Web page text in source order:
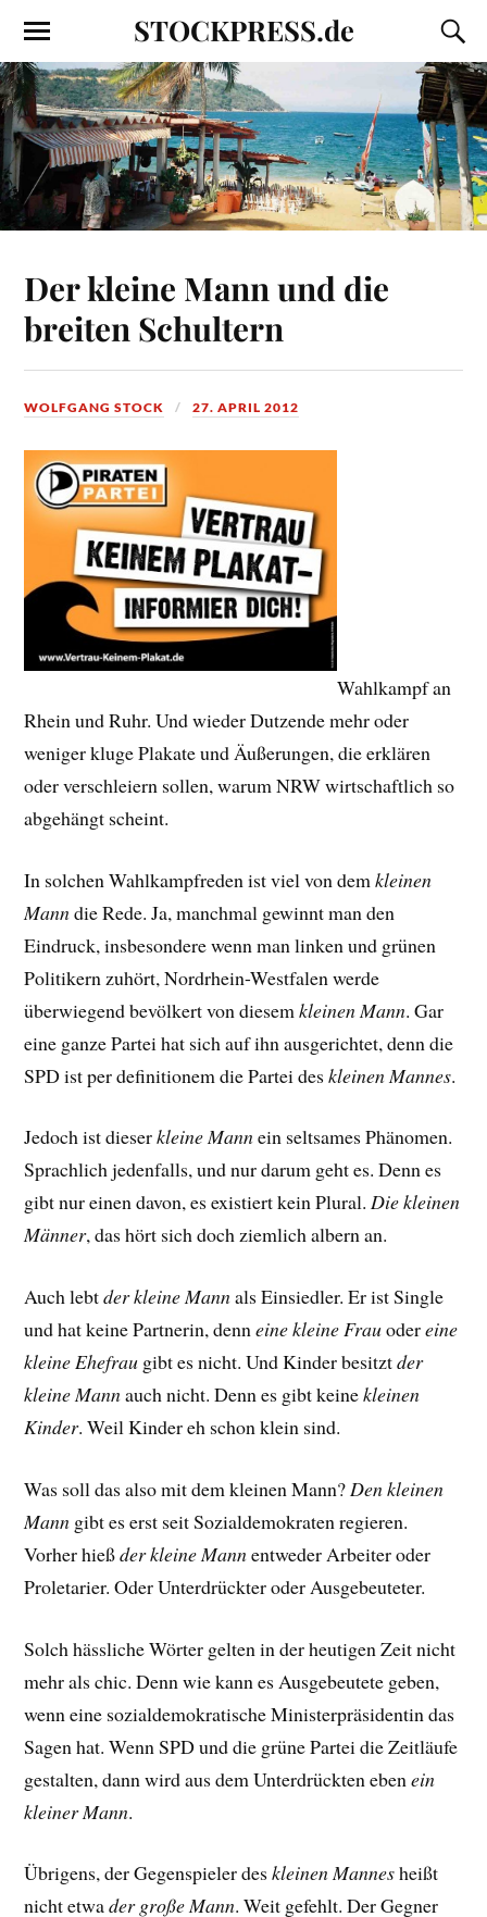
STOCKPRESS.de
Der kleine Mann und die
breiten Schultern
WOLFGANG STOCK 27. APRIL 2012
Wahlkampf an
Rhein und Ruhr. Und wieder Dutzende mehr oder
weniger kluge Plakate und Äußerungen, die erklären
oder verschleiern sollen, warum NRW wirtschaftlich so
abgehängt scheint.
In solchen Wahlkampfreden ist viel von demkleinen
Manndie Rede. Ja, manchmal gewinnt man den
Eindruck, insbesondere wenn man linken und grünen
Politikern zuhört, Nordrhein-Westfalen werde
überwiegend bevölkert von diesem kleinen Mann. Gar
eine ganze Partei hat sich auf ihn ausgerichtet, denn die
SPD ist per definitionem die Partei deskleinen Mannes.
Jedoch ist dieserkleine Mannein seltsames Phänomen.
Sprachlich jedenfalls, und nur darum geht es. Denn es
gibt nureinen davon, es existiert kein Plural.Die kleinen
Männer, das hört sich doch ziemlich albern an.
Auch lebtder kleine Mannals Einsiedler. Er ist Single
und hat keine Partnerin, denneine kleine Frauodereine
kleine Ehefrau gibt es nicht. Und Kinder besitztder
kleine Mannauch nicht. Denn es gibt keinekleinen
Kinder. Weil Kinder eh schon klein sind.
Was soll das also mit dem kleinen Mann?Den kleinen
Mann gibt es erst seit Sozialdemokraten regieren.
Vorher hießder kleine Mannentweder Arbeiter oder
Proletarier. Oder Unterdrückter oder Ausgebeuteter.
Solch hässliche Wörter gelten in der heutigen Zeit nicht
mehr als chic. Denn wie kann es Ausgebeutete geben,
wenn eine sozialdemokratische Ministerpräsidentin das
Sagen hat. Wenn SPD und die grüne Partei die Zeitläufe
gestalten, dann wird aus dem Unterdrückten ebenein
kleiner Mann.
Übrigens, der Gegenspieler deskleinen Mannesheißt
nicht etwader große Mann. Weit gefehlt. Der Gegner